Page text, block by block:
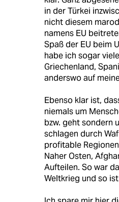
in der Türkei
nicht diesem
namens EU
Spaß der EU beim
habe ich sogar
Griechenland,
anderswo auf
Ebenso klar ist,
niemals um
bzw. geht sondern
schlagen durch
profitable
Naher Osten,
Aufteilen. So war
Weltkrieg und so